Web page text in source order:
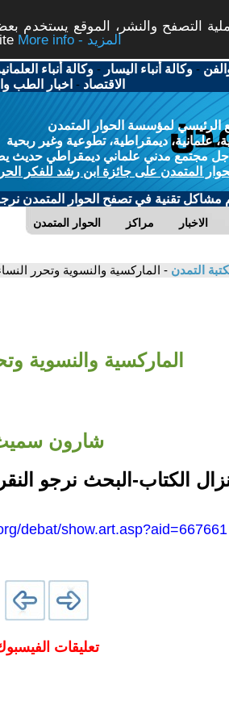
التصفح والنشر، الموقع يستخدم
More info - المزيد
-وكالة أنباء اليسار -وكالة أنباء
الاقتصاد - اخبار الطب
الرئيسي لمؤسسة الحوار المتمدن
علمانية، ديمقراطية، تطوعية وغير ربحية
مجتمع مدني علماني ديمقراطي حديث
المتمدن على جائزة ابن رشد للفكر
مشاكل تقنية في تصفح الحوار المتمدن
الحوار المتمدن مراكز الاخبار
التمدن - الماركسية والنسوية وتحرر
الماركسية والنسوية
شارون
الكتاب-البحث نرجو
debat/show.art.asp?aid=667661
تعليقات